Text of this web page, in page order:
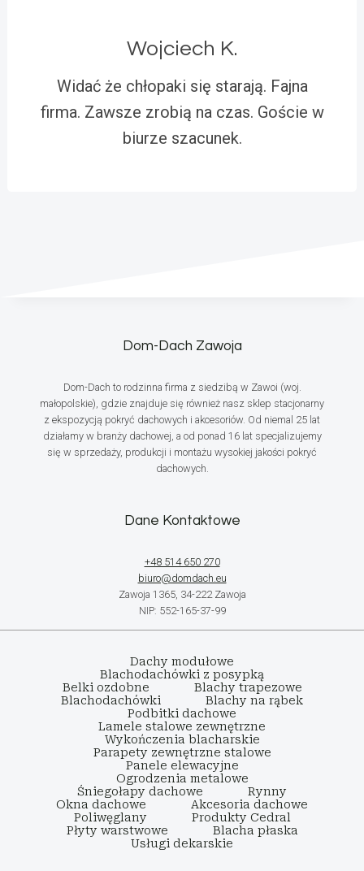
Wojciech K.
Widać że chłopaki się starają. Fajna
firma. Zawsze zrobią na czas. Goście w
biurze szacunek.
Dom-Dach Zawoja
Dom-Dach to rodzinna firma z siedzibą w Zawoi (woj.
małopolskie), gdzie znajduje się również nasz sklep stacjonarny
z ekspozycją pokryć dachowych i akcesoriów. Od niemal 25 lat
działamy w branży dachowej, a od ponad 16 lat specjalizujemy
się w sprzedaży, produkcji i montażu wysokiej jakości pokryć
dachowych.
Dane Kontaktowe
+48 514 650 270
biuro@domdach.eu
Zawoja 1365, 34-222 Zawoja
NIP: 552-165-37-99
Dachy modułowe
Blachodachówki z posypką
Belki ozdobne
Blachy trapezowe
Blachodachówki
Blachy na rąbek
Podbitki dachowe
Lamele stalowe zewnętrzne
Wykończenia blacharskie
Parapety zewnętrzne stalowe
Panele elewacyjne
Ogrodzenia metalowe
Śniegołapy dachowe
Rynny
Okna dachowe
Akcesoria dachowe
Poliwęglany
Produkty Cedral
Płyty warstwowe
Blacha płaska
Usługi dekarskie